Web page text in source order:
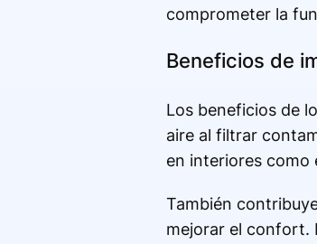
comprometer la
Beneficios de
Los beneficios de
aire al filtrar
en interiores como
También
mejorar el confort.